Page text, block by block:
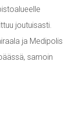
joutuisasti.
ja Medipolis
samoin